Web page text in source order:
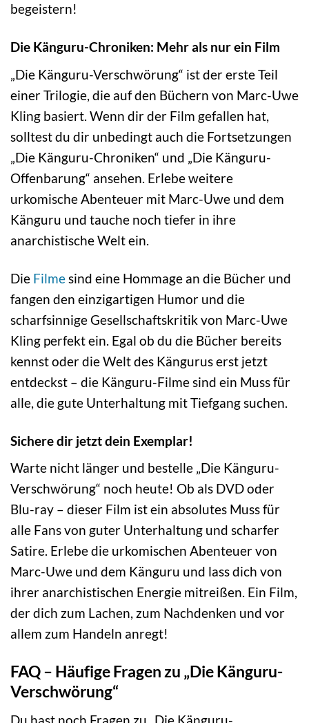
begeistern!
Die Känguru-Chroniken: Mehr als nur ein Film
„Die Känguru-Verschwörung“ ist der erste Teil
einer Trilogie, die auf den Büchern von Marc-Uwe
Kling basiert. Wenn dir der Film gefallen hat,
solltest du dir unbedingt auch die Fortsetzungen
„Die Känguru-Chroniken“ und „Die Känguru-
Offenbarung“ ansehen. Erlebe weitere
urkomische Abenteuer mit Marc-Uwe und dem
Känguru und tauche noch tiefer in ihre
anarchistische Welt ein.
Die Filmesind eine Hommage an die Bücher und
fangen den einzigartigen Humor und die
scharfsinnige Gesellschaftskritik von Marc-Uwe
Kling perfekt ein. Egal ob du die Bücher bereits
kennst oder die Welt des Kängurus erst jetzt
entdeckst – die Känguru-Filme sind ein Muss für
alle, die gute Unterhaltung mit Tiefgang suchen.
Sichere dir jetzt dein Exemplar!
Warte nicht länger und bestelle „Die Känguru-
Verschwörung“ noch heute! Ob als DVD oder
Blu-ray – dieser Film ist ein absolutes Muss für
alle Fans von guter Unterhaltung und scharfer
Satire. Erlebe die urkomischen Abenteuer von
Marc-Uwe und dem Känguru und lass dich von
ihrer anarchistischen Energie mitreißen. Ein Film,
der dich zum Lachen, zum Nachdenken und vor
allem zum Handeln anregt!
FAQ – Häufige Fragen zu „Die Känguru-
Verschwörung“